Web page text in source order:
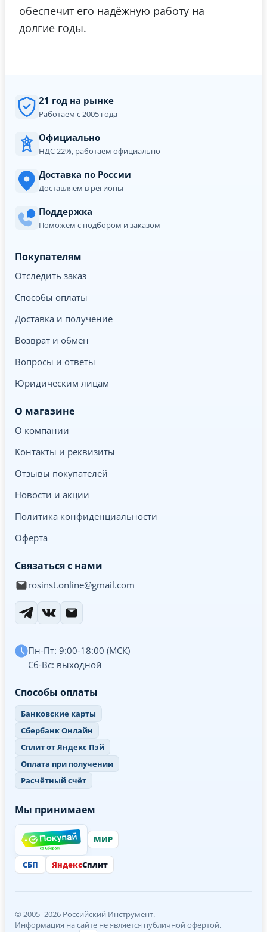
обеспечит его надёжную работу на
долгие годы.
21 год на рынке
Работаем с 2005 года
Официально
НДС 22%, работаем официально
Доставка по России
Доставляем в регионы
Поддержка
Поможем с подбором и заказом
Покупателям
Отследить заказ
Способы оплаты
Доставка и получение
Возврат и обмен
Вопросы и ответы
Юридическим лицам
О магазине
О компании
Контакты и реквизиты
Отзывы покупателей
Новости и акции
Политика конфиденциальности
Оферта
Связаться с нами
rosinst.online@gmail.com
Пн-Пт: 9:00-18:00 (МСК)
Сб-Вс: выходной
Способы оплаты
Банковские карты
Сбербанк Онлайн
Сплит от Яндекс Пэй
Оплата при получении
Расчётный счёт
Мы принимаем
МИР
СБП ЯндексСплит
© 2005–2026 Российский Инструмент.
Информация на сайте не является публичной офертой.